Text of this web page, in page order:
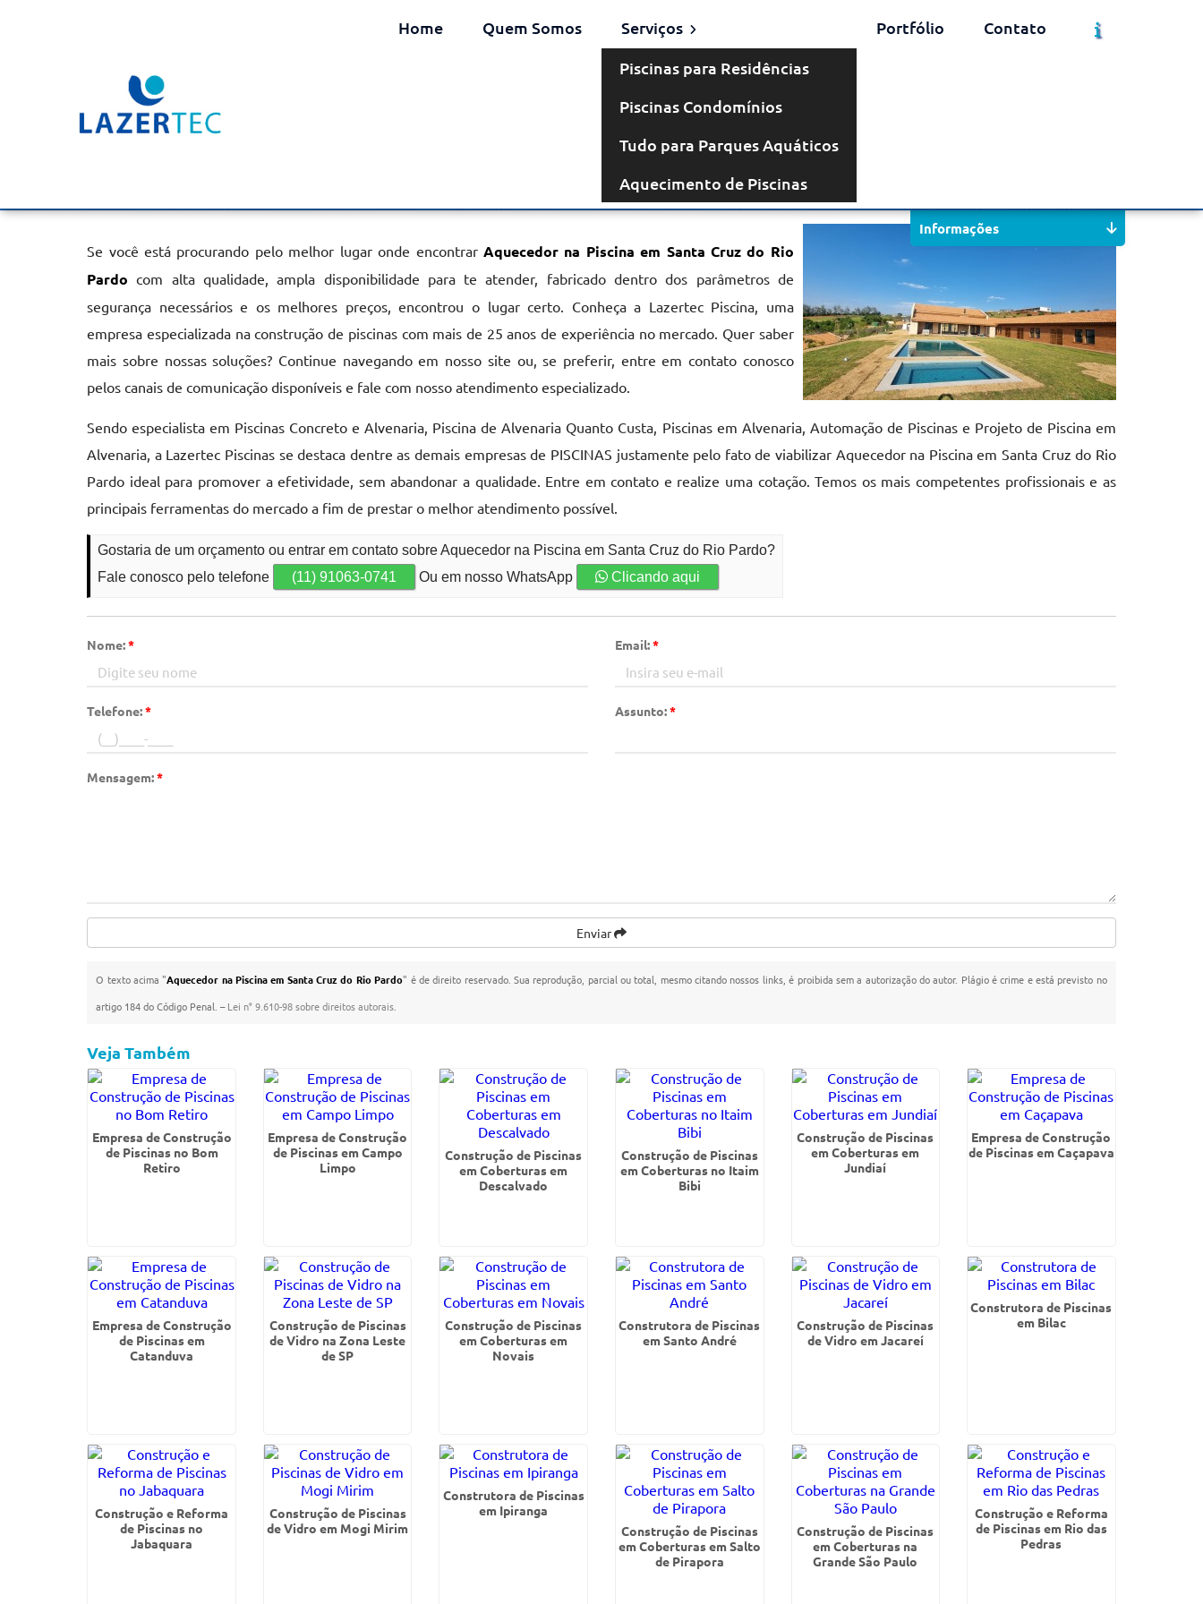
Home Quem Somos
Serviços
Piscinas para Residências
Piscinas Condomínios
Tudo para Parques Aquáticos
Aquecimento de Piscinas
Portfólio Contato
Aquecedor na Piscina em Santa Cruz
Solicite um Orçamento
Se você está procurando pelo melhor lugar onde encontrar Aquecedor na Piscina em Santa Cruz do Rio
Pardo com alta qualidade, ampla disponibilidade para te atender, fabricado dentro dos parâmetros de
segurança necessários e os melhores preços, encontrou o lugar certo. Conheça a Lazertec Piscina, uma
empresa especializada na construção de piscinas com mais de 25 anos de experiência no mercado. Quer saber
mais sobre nossas soluções? Continue navegando em nosso site ou, se preferir, entre em contato conosco
pelos canais de comunicação disponíveis e fale com nosso atendimento especializado.
Sendo especialista em Piscinas Concreto e Alvenaria, Piscina de Alvenaria Quanto Custa, Piscinas em Alvenaria, Automação de Piscinas e Projeto de Piscina em
Alvenaria, a Lazertec Piscinas se destaca dentre as demais empresas de PISCINAS justamente pelo fato de viabilizar Aquecedor na Piscina em Santa Cruz do Rio
Pardo ideal para promover a efetividade, sem abandonar a qualidade. Entre em contato e realize uma cotação. Temos os mais competentes profissionais e as
principais ferramentas do mercado a fim de prestar o melhor atendimento possível.
Gostaria de um orçamento ou entrar em contato sobre Aquecedor na Piscina em Santa Cruz do Rio Pardo?
Fale conosco pelo telefone
(11) 91063-0741 Ou em nosso WhatsApp Clicando aqui
Nome:* Email:*
Telefone:* Assunto:*
Mensagem:*
Enviar
O texto acima "Aquecedor na Piscina em Santa Cruz do Rio Pardo" é de direito reservado. Sua reprodução, parcial ou total, mesmo citando nossos links, é proibida sem a autorização do autor. Plágio é crime e está previsto no
artigo 184 do Código Penal. –Lei n° 9.610-98 sobre direitos autorais
Informações
Veja Também
Empresa de Construção
de Piscinas no Bom
Retiro
Empresa de Construção
de Piscinas em Campo
Limpo
Construção de Piscinas
em Coberturas em
Descalvado
Construção de Piscinas
em Coberturas no Itaim
Bibi
Construção de Piscinas
em Coberturas em
Jundiaí
Empresa de Construção
de Piscinas em Caçapava
Empresa de Construção
de Piscinas em
Catanduva
Construção de Piscinas
de Vidro na Zona Leste
de SP
Construção de Piscinas
em Coberturas em
Novais
Construtora de Piscinas
em Santo André
Construção de Piscinas
de Vidro em Jacareí
Construtora de Piscinas
em Bilac
Construção e Reforma
de Piscinas no
Jabaquara
Construção de Piscinas
de Vidro em Mogi Mirim
Construtora de Piscinas
em Ipiranga
Construção de Piscinas
em Coberturas em Salto
de Pirapora
Construção de Piscinas
em Coberturas na
Grande São Paulo
Construção e Reforma
de Piscinas em Rio das
Pedras